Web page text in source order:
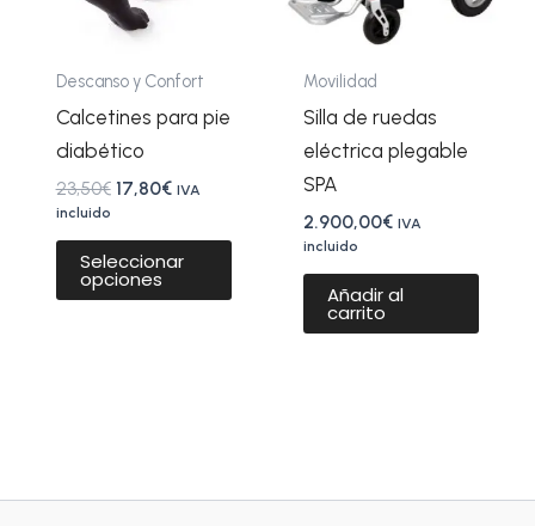
Descanso y Confort
Calcetines para pie
diabético
23,50€ 17,80€ IVA
incluido
Seleccionar
opciones
página
Movilidad
Silla de ruedas
eléctrica plegable
SPA
2.900,00€ IVA
incluido
Añadir al
carrito